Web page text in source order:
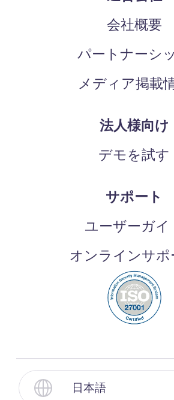
会社概要
パートナーシ
メディア掲載
法人様向け
デモを試す
サポート
ユーザーガイ
オンラインサポ
日本語